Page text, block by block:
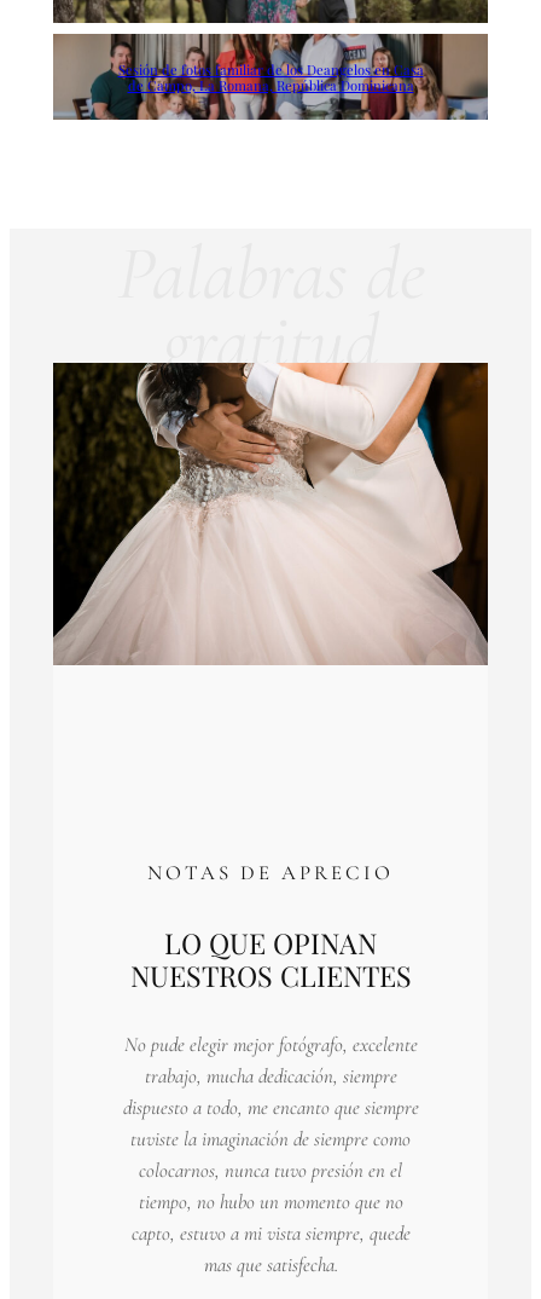
Sesión de fotos familiar de los Deangelos en Casa
de Campo, La Romana, República Dominicana
gratitud
NOTAS DE APRECIO
LO QUE OPINAN
NUESTROS CLIENTES
No pude elegir mejor fotógrafo, excelente
trabajo, mucha dedicación, siempre
dispuesto a todo, me encanto que siempre
tuviste la imaginación de siempre como
colocarnos, nunca tuvo presión en el
tiempo, no hubo un momento que no
capto, estuvo a mi vista siempre, quede
mas que satisfecha.